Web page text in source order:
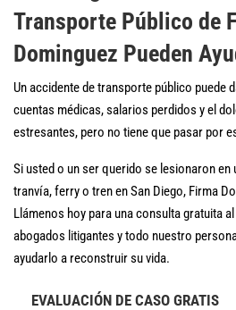
Transporte Público de
Dominguez Pueden
Un accidente de transporte público puede
cuentas médicas, salarios perdidos y el
estresantes, pero no tiene que pasar por
Si usted o un ser querido se lesionaron en
tranvía, ferry o tren en San Diego, Firma
Llámenos hoy para una consulta gratuita al
abogados litigantes y todo nuestro
ayudarlo a reconstruir su vida.
EVALUACIÓN DE CASO GRATIS